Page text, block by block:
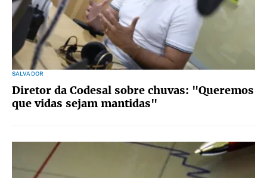
SALVADOR
Diretor da Codesal sobre chuvas: "Queremos
que vidas sejam mantidas"